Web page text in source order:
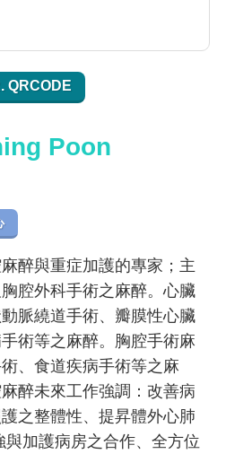
QRCODE
Poon
醉與重症加護的專家；主
腔外科手術之麻醉。心臟
脈繞道手術、瓣膜性心臟
術等之麻醉。胸腔手術麻
、食道疾病手術等之麻
醉未來工作強調：改善病
之整體性、提昇體外心肺
加護病房之合作、全方位